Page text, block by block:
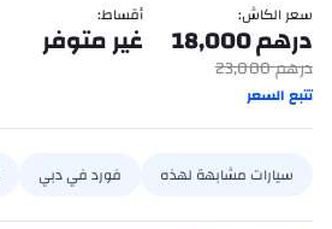
سعر الكاش:
درهم18,000
درهم23,000
تتبع السعر
أقساط:
غير متوفر
سيارات مشابهة لهذه فورد في دبي